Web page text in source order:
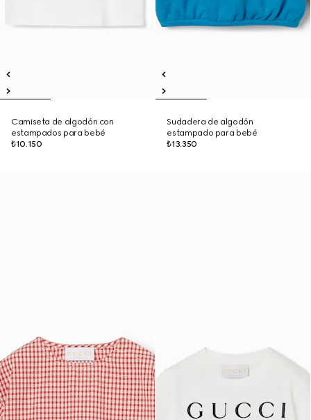
Camiseta de algodón con
estampados para bebé
₺10.150
Sudadera de algodón
estampado para bebé
₺13.350